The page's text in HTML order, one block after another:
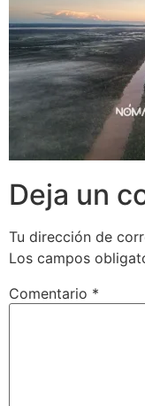
Deja un
Tu dirección de
Los campos
Comentario *